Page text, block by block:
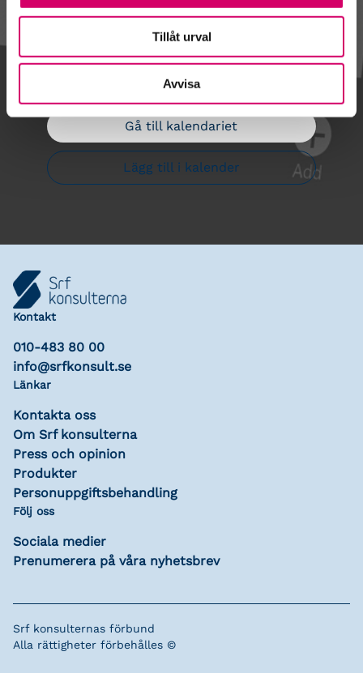
Tillåt urval
Avvisa
Kalendarium
Gå till kalendariet
Lägg till i kalender
Kontakt
010-483 80 00
info@srfkonsult.se
Länkar
Kontakta oss
Om Srf konsulterna
Press och opinion
Produkter
Personuppgiftsbehandling
Följ oss
Sociala medier
Prenumerera på våra nyhetsbrev
Srf konsulternas förbund
Alla rättigheter förbehålles ©